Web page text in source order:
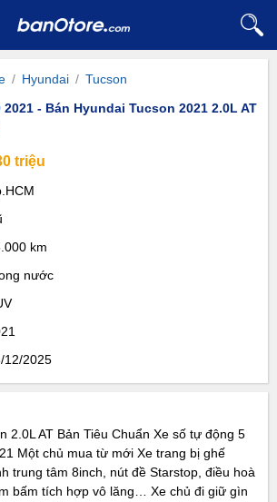
/ Hyundai / Tucson
- Bán Hyundai Tucson 2021 2.0L AT
triệu
km
nước
12/2025
2.0L AT Bản Tiêu Chuẩn Xe số tự động 5
Một chủ mua từ mới Xe trang bị ghế
trung tâm 8inch, nút đề Starstop, điều hoà
bấm tích hợp vô lăng… Xe chủ đi giữ gìn